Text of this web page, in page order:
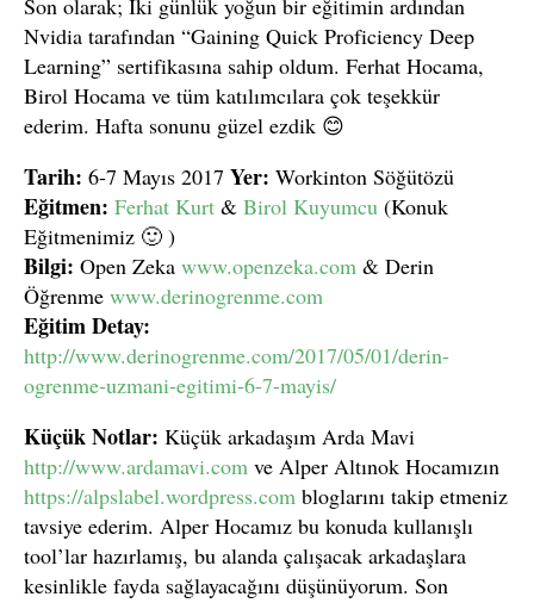
Son olarak; İki günlük yoğun bir eğitimin ardından
Nvidia tarafından “Gaining Quick Proficiency Deep
Learning” sertifikasına sahip oldum. Ferhat Hocama,
Birol Hocama ve tüm katılımcılara çok teşekkür
ederim. Hafta sonunu güzel ezdik 😊
Tarih: 6-7 Mayıs 2017 Yer: Workinton Söğütözü
Eğitmen: Ferhat Kurt & Birol Kuyumcu (Konuk
Eğitmenimiz 🙂 )
Bilgi: Open Zeka www.openzeka.com & Derin
Öğrenme www.derinogrenme.com
Eğitim Detay:
http://www.derinogrenme.com/2017/05/01/derin-
ogrenme-uzmani-egitimi-6-7-mayis/
Küçük Notlar: Küçük arkadaşım Arda Mavi
http://www.ardamavi.com ve Alper Altınok Hocamızın
https://alpslabel.wordpress.com bloglarını takip etmeniz
tavsiye ederim. Alper Hocamız bu konuda kullanışlı
tool’lar hazırlamış, bu alanda çalışacak arkadaşlara
kesinlikle fayda sağlayacağını düşünüyorum. Son